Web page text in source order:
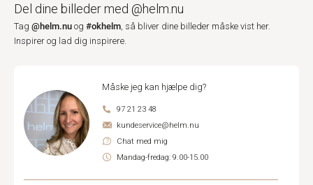
Del dine billeder med @helm.nu
Tag @helm.nu og #okhelm, så bliver dine billeder måske vist her.
Inspirer og lad dig inspirere.
Måske jeg kan hjælpe dig?
97 21 23 48
kundeservice@helm.nu
Chat med mig
Mandag-fredag: 9.00-15.00